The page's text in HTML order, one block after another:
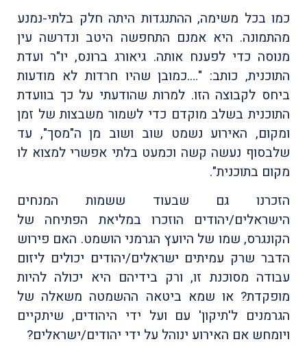
כמו בכל משימה, ההתנגדות היתה חלק בלתי-נמנע
מהתמונה. היא אמנם התחפשה היטב ונדרשה עין
מנוסה כדי לפענח אותה. גיאורג ברונס, יו"ר ועדת
התוכנית, כותב: "….כמובן שהיו חרדות לא מודעות
ביחס לקבוצה הזו. למרות שהודעתי על כך בוועדת
התוכנית בשלב מוקדם כדי לשמור משבצות של זמן
ומקום, האירוע נשמט שוב ושוב מן ה"מסך", עד
שלבסוף נעשה קשה וכמעט בלתי אפשרי למצוא לו
מקום בתוכנית".
הזכרנו גם שבעוד ששמות המנחים
הישראלים/יהודים הוזכרו במליאת הפתיחה של
הקונגרס, שמו של היועץ הגרמני הושמט. האם פירוש
הדבר שרק עמיתים ישראלים/יהודים יכולים ליזום
עבודה מסוכנת זו, ורק בידיהם היא יכולה להיות
מופקדת? או שמא ביטאה ההשמטה משאלה של
הגרמנים ל'תיקון' עם ועל ידי היהודים, שיתקיים
ויומחש אם האירוע ינוהל על ידי יהודים/ישראלים?